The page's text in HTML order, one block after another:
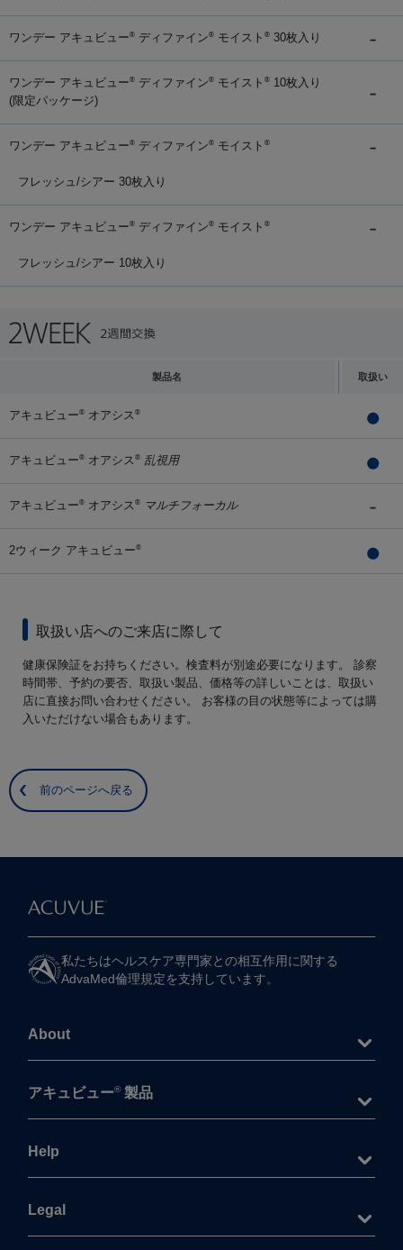
ワンデー アキュビュー® ディファイン® モイスト ® 30枚入り
ワンデー アキュビュー® ディファイン® モイスト ® 10枚入り
(限定パッケージ)
ワンデー アキュビュー® ディファイン® モイスト ®
フレッシュ/シアー 30枚入り
ワンデー アキュビュー® ディファイン® モイスト ®
フレッシュ/シアー 10枚入り
製品名 取扱い
アキュビュー® オアシス ®
アキュビュー® オアシス ® 乱視用
アキュビュー® オアシス ® マルチフォーカル
2ウィーク アキュビュー®
取扱い店へのご来店に際して
健康保険証をお持ちください。検査料が別途必要になります。 診察
時間帯、予約の要否、取扱い製品、価格等の詳しいことは、取扱い
店に直接お問い合わせください。 お客様の目の状態等によっては購
入いただけない場合もあります。
前のページへ戻る
私たちは​ヘルスケア専門家との​相互作用に​関する​
AdvaMed倫理規定を​支持しています。
About
アキュビュー® 製品
Help
Legal